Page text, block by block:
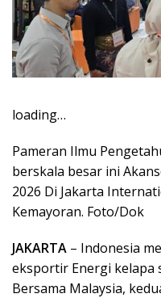
loading…
Pameran Ilmu
berskala besar ini
2026 Di Jakarta
Kemayoran. Foto/Dok
JAKARTA – Indonesia
eksportir Energi kelapa
Bersama Malaysia,